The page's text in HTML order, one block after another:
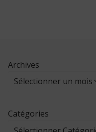
Archives
Catégories